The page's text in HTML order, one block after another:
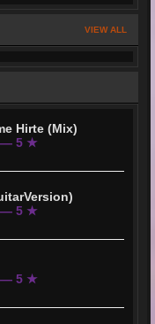
VIEW ALL
Hirte (Mix)
— 5 ★
— 5 ★
— 5 ★